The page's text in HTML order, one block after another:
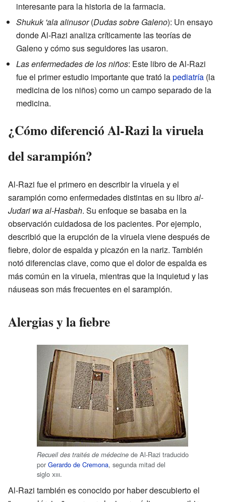
interesante para la historia de la farmacia.
Shukuk 'ala alinusor(Dudas sobre Galeno): Un ensayo
donde Al-Razi analiza críticamente las teorías de
Galeno y cómo sus seguidores las usaron.
Las enfermedades de los niños: Este libro de Al-Razi
fue el primer estudio importante que trató lapediatría (la
medicina de los niños) como un campo separado de la
medicina.
¿Cómo diferenció Al-Razi la viruela
del sarampión?
Al-Razi fue el primero en describir la viruela y el
sarampión como enfermedades distintas en su libroal-
Judari wa al-Hasbah. Su enfoque se basaba en la
observación cuidadosa de los pacientes. Por ejemplo,
describió que la erupción de la viruela viene después de
fiebre, dolor de espalda y picazón en la nariz. También
notó diferencias clave, como que el dolor de espalda es
más común en la viruela, mientras que la inquietud y las
náuseas son más frecuentes en el sarampión.
Alergias y la fiebre
Recueil des traités de médecine de Al-Razi traducido
por Gerardo de Cremona, segunda mitad del
siglo xiii.
Al-Razi también es conocido por haber descubierto el